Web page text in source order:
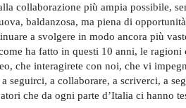
collaborazione più ampia possibile,
baldanzosa, ma piena di
a svolgere in modo ancora più
ha fatto in questi 10 anni, le ragioni
che interagirete con noi, che vi
a collaborare, a scriverci, a
che da ogni parte d’Italia ci hanno